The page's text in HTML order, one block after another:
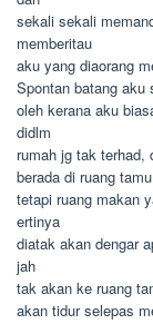
sekali sekali
memberitau
aku yang diaorang
Spontan batang aku
oleh kerana aku
didlm
rumah jg tak terhad,
berada di ruang
tetapi ruang makan
ertinya
diatak akan dengar
jah
tak akan ke ruang
akan tidur selepas